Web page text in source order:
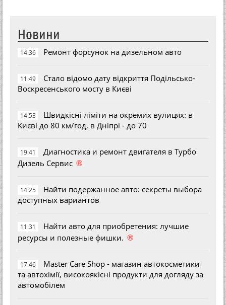
Новини
14:36 Ремонт форсунок на дизельном авто
11:49
Стало відомо дату відкриття Подільсько-
Воскресенського мосту в Києві
14:53
Швидкісні ліміти на окремих вулицях: в
Києві до 80 км/год, в Дніпрі - до 70
19:41
Диагностика и ремонт двигателя в Турбо
Дизель Сервис ®
14:25
Найти подержанное авто: секреты выбора
доступных вариантов
11:31
Найти авто для приобретения: лучшие
ресурсы и полезные фишки. ®
17:46
Master Care Shop - магазин автокосметики
та автохімії, високоякісні продукти для догляду за
автомобілем